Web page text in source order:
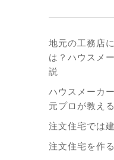
地元の工務店
は？ハウスメ
説
ハウスメーカ
元プロが教え
注文住宅では
注文住宅を作